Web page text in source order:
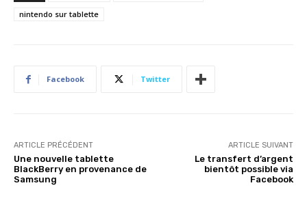
nintendo sur tablette
Facebook Twitter
ARTICLE PRÉCÉDENT
Une nouvelle tablette
BlackBerry en provenance de
Samsung
ARTICLE SUIVANT
Le transfert d’argent
bientôt possible via
Facebook